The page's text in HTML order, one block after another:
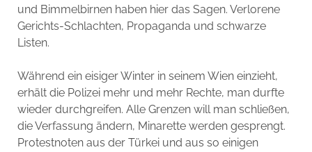
und Bimmelbirnen haben hier das Sagen. Verlorene
Gerichts-Schlachten, Propaganda und schwarze
Listen.
Während ein eisiger Winter in seinem Wien einzieht,
erhält die Polizei mehr und mehr Rechte, man durfte
wieder durchgreifen. Alle Grenzen will man schließen,
die Verfassung ändern, Minarette werden gesprengt.
Protestnoten aus der Türkei und aus so einigen